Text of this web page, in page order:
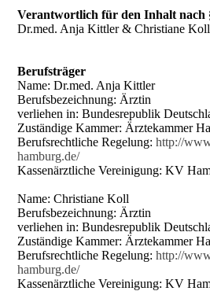
Verantwortlich für den Inhalt nach
Dr.med. Anja Kittler & Christiane Koll
Berufsträger
Name: Dr.med. Anja Kittler
Berufsbezeichnung: Ärztin
verliehen in: Bundesrepublik
Zuständige Kammer: Ärztekammer
Berufsrechtliche Regelung:http://
hamburg.de/
Kassenärztliche Vereinigung: KV
Name: Christiane Koll
Berufsbezeichnung: Ärztin
verliehen in: Bundesrepublik
Zuständige Kammer: Ärztekammer
Berufsrechtliche Regelung:http://
hamburg.de/
Kassenärztliche Vereinigung: KV